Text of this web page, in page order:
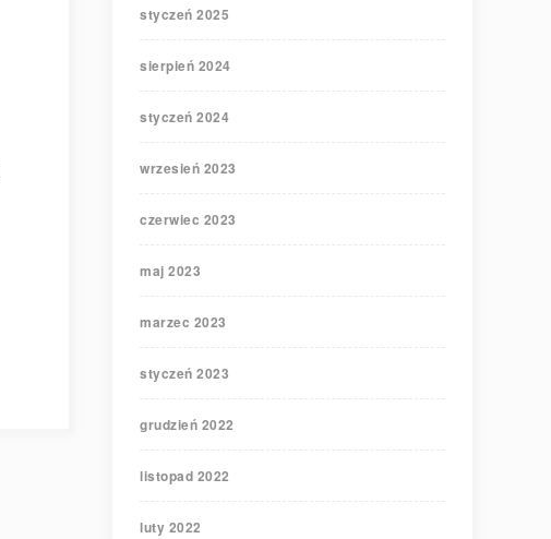
styczeń 2025
sierpień 2024
styczeń 2024
wrzesień 2023
czerwiec 2023
maj 2023
marzec 2023
styczeń 2023
grudzień 2022
listopad 2022
luty 2022